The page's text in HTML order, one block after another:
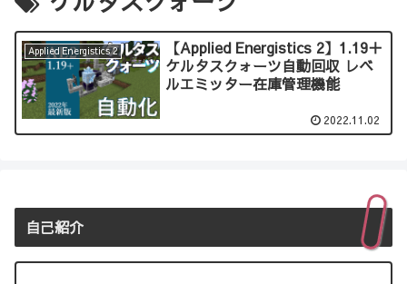
Applied Energistics 2
【Applied Energistics 2】1.19＋
ケルタスクォーツ自動回収 レベ
ルエミッター在庫管理機能
2022.11.02
自己紹介